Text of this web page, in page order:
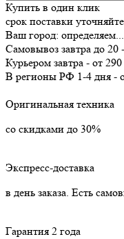
Купить в один клик
срок поставки
Ваш город: определяем...
Самовывоз завтра до 20 -
Курьером завтра - от
В регионы РФ 1-4 дня -
Оригинальная техника
со скидками до 30%
Экспресс-доставка
в день заказа. Есть
Гарантия 2 года